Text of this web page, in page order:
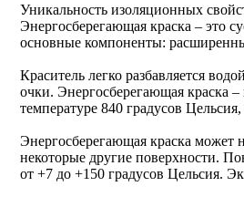
Уникальность изоляционных
Энергосберегающая краска – это
основные компоненты:
Краситель легко разбавляется
очки. Энергосберегающая краска
температуре 840 градусов
Энергосберегающая краска
некоторые другие поверхности.
от +7 до +150 градусов Цельсия.